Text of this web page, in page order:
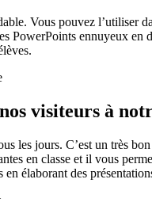
Vous pouvez l’utiliser
PowerPoints ennuyeux en
visiteurs à
les jours. C’est un très
en classe et il vous
en élaborant des